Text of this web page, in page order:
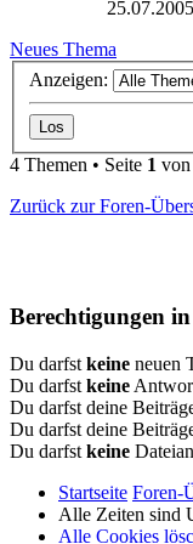
Neues Thema
Anzeigen:
4 Themen • Seite 1 von
Zurück zur Foren-
Berechtigungen
Du darfst keine neuen
Du darfst keine
Du darfst deine
Du darfst deine
Du darfst keine
Startseite Foren-
Alle Zeiten sind
Alle Cookies